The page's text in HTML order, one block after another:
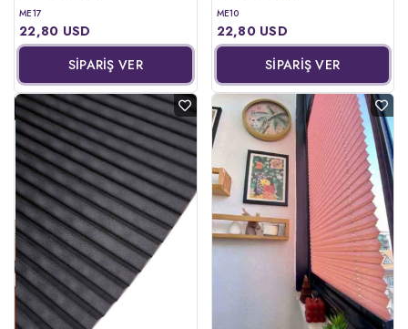
ME17
22,80 USD
SİPARİŞ VER
ME10
22,80 USD
SİPARİŞ VER